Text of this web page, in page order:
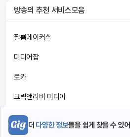
더 다양한 정보들을 쉽게 찾을 수 있
방송의 추천 서비스모음
필름메이커스
미디어잡
로카
크릭앤리버 미디어
DOF LOOK